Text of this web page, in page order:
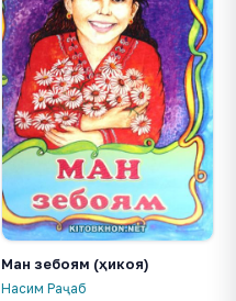
Ман зебоям (ҳикоя)
Насим Раҷаб